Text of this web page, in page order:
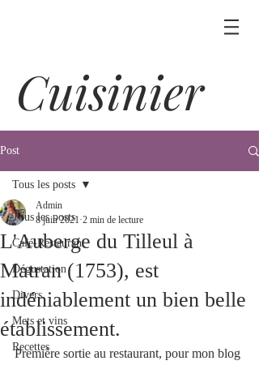
Cuisinier
Post
Tous les posts
Café-Restaurant
Dégustation
Divers
Mets et vins
Recettes
Tous les posts
L'Auberge du Tilleul à
Matran (1753), est
indéniablement un bien belle
établissement.
Admin
8 juin 2021 2 min de lecture
Première sortie au restaurant, pour mon blog